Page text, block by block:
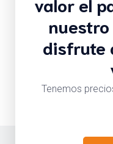
disfrute
Tenemos